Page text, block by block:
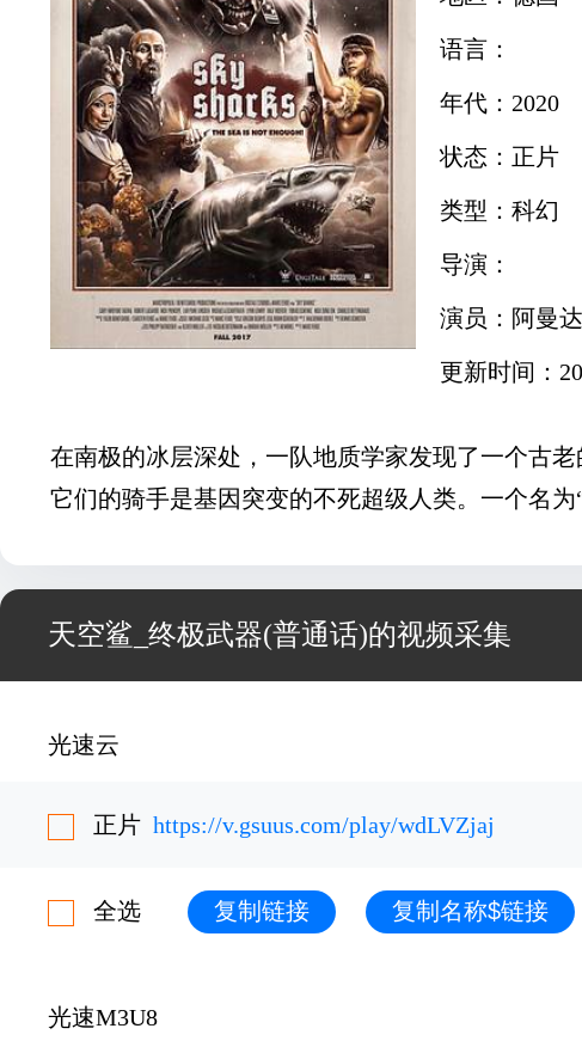
语言：
年代：2020
状态：正片
类型：科幻
导演：
演员：阿曼
更新时间：
在南极的冰层深处，一队地质学家发现了一个古
它们的骑手是基因突变的不死超级人类。一个名
天空鲨_终极武器(普通话)的视频采集
光速云
正片 https://v.gsuus.com/play/wdLVZjaj
全选 复制链接 复制名称$链接
光速M3U8